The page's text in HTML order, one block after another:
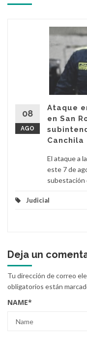
08
AGO
Ataque
en San
Canchila
El ataque a
este 7 de
subestación
Judicial
Deja un
Tu dirección de correo
obligatorios están
NAME*